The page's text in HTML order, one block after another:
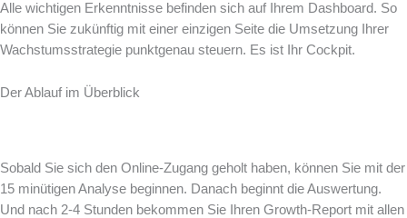
Alle wichtigen Erkenntnisse befinden sich auf Ihrem Dashboard. So
können Sie zukünftig mit einer einzigen Seite die Umsetzung Ihrer
Wachstumsstrategie punktgenau steuern. Es ist Ihr Cockpit.
Der Ablauf im Überblick
Sobald Sie sich den Online-Zugang geholt haben, können Sie mit der
15 minütigen Analyse beginnen. Danach beginnt die Auswertung.
Und nach 2-4 Stunden bekommen Sie Ihren Growth-Report mit allen